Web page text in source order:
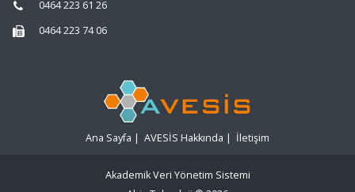
0464 223 61 26
0464 223 74 06
Ana Sayfa | AVESİS Hakkında | İletişim
Akademik Veri Yönetim Sistemi